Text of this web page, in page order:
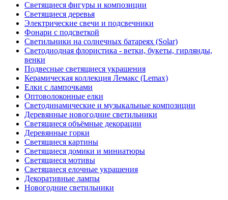
Светящиеся фигуры и композиции
Светящиеся деревья
Электрические свечи и подсвечники
Фонари с подсветкой
Светильники на солнечных батареях (Solar)
Светодиодная флористика - ветки, букеты, гирлянды,
венки
Подвесные светящиеся украшения
Керамическая коллекция Лемакс (Lemax)
Елки с лампочками
Оптоволоконные елки
Светодинамические и музыкальные композиции
Деревянные новогодние светильники
Светящиеся объёмные декорации
Деревянные горки
Светящиеся картины
Светящиеся домики и миниатюры
Светящиеся мотивы
Светящиеся елочные украшения
Декоративные лампы
Новогодние светильники